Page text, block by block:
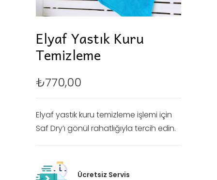
Elyaf Yastık Kuru
Temizleme
₺770,00
Elyaf yastık kuru temizleme işlemi için
Saf Dry’ı gönül rahatlığıyla tercih edin.
Ücretsiz Servis